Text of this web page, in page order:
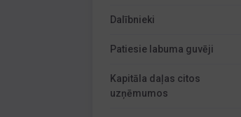
Dalībnieki
Patiesie labuma guvēji
Kapitāla daļas citos
uzņēmumos